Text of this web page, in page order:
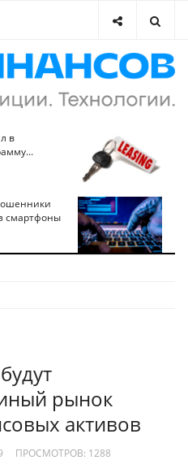
в
смартфоны
рынок
активов
ПРОСМОТРОВ: 1288